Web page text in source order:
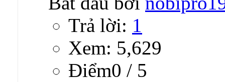
Trả lời: 1
Xem: 5,629
Ðiểm0 / 5